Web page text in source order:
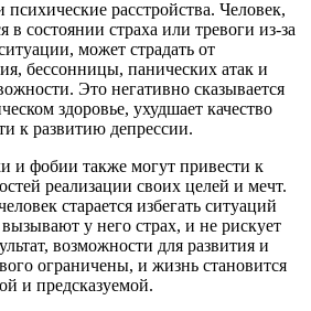
психические расстройства. Человек,
в состоянии страха или тревоги из-за
может страдать от
бессонницы, панических атак и
Это негативно сказывается
здоровье, ухудшает качество
к развитию депрессии.
и фобии также могут привести к
реализации своих целей и мечт.
старается избегать ситуаций
у него страх, и не рискует
возможности для развития и
ограничены, и жизнь становится
и предсказуемой.